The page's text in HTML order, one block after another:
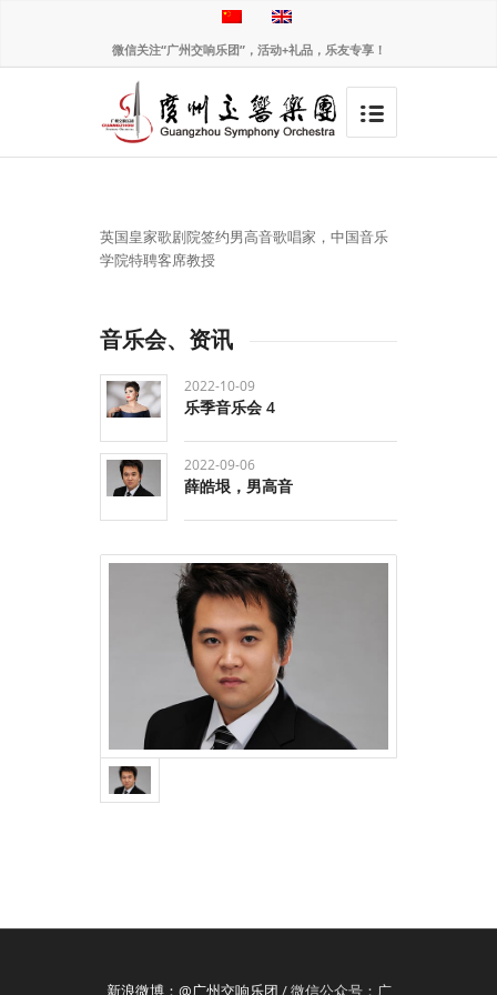
微信关注“广州交响乐团”，活动+礼品，乐友专享！
英国皇家歌剧院签约男高音歌唱家，中国音乐
学院特聘客席教授
音乐会、资讯
2022-10-09
乐季音乐会 4
2022-09-06
薛皓垠，男高音
新浪微博：@广州交响乐团 / 微信公众号：广